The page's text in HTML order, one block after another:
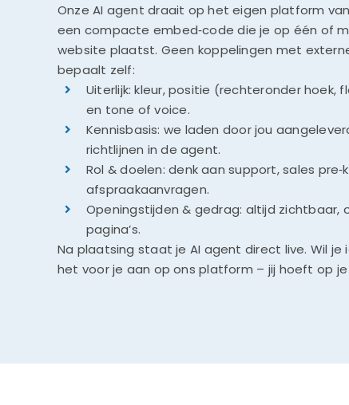
Onze AI agent draait op het eigen platform
een compacte embed‑code die je op één of
website plaatst. Geen koppelingen met
bepaalt zelf:
Uiterlijk: kleur, positie (rechteronder hoek,
en tone of voice.
Kennisbasis: we laden door jou
richtlijnen in de agent.
Rol & doelen: denk aan support, sales
afspraakaanvragen.
Openingstijden & gedrag: altijd zichtbaar,
pagina’s.
Na plaatsing staat je AI agent direct live. Wil je
het voor je aan op ons platform – jij hoeft op